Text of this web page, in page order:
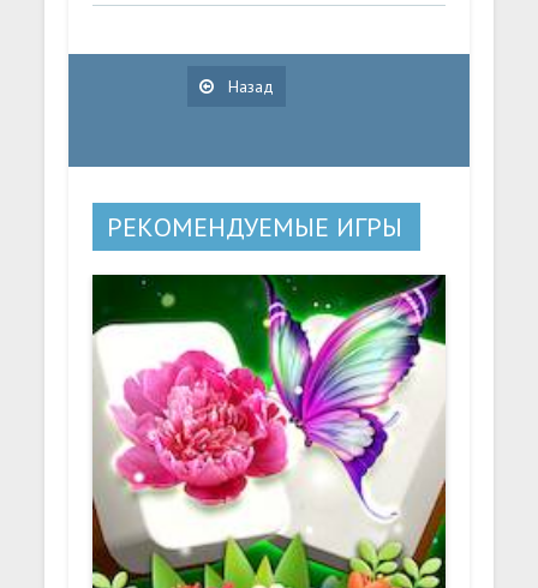
Назад
РЕКОМЕНДУЕМЫЕ ИГРЫ